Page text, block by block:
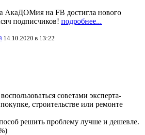
АкаДОМия на FB достигла нового
подписчиков! подробнее...
14.10.2020 в 13:22
советами эксперта-
строительстве или ремонте
решить проблему лучше и дешевле.